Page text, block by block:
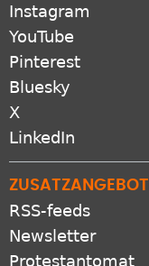
Instagram
YouTube
Pinterest
Bluesky
X
LinkedIn
RSS-feeds
Newsletter
Protestantomat